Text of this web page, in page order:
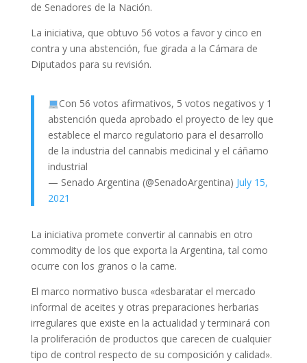
de Senadores de la Nación.
La iniciativa, que obtuvo 56 votos a favor y cinco en
contra y una abstención, fue girada a la Cámara de
Diputados para su revisión.
Con 56 votos afirmativos, 5 votos negativos y 1
abstención queda aprobado el proyecto de ley que
establece el marco regulatorio para el desarrollo
de la industria del cannabis medicinal y el cáñamo
industrial
— Senado Argentina (@SenadoArgentina) July 15,
2021
La iniciativa promete convertir al cannabis en otro
commodity de los que exporta la Argentina, tal como
ocurre con los granos o la carne.
El marco normativo busca «desbaratar el mercado
informal de aceites y otras preparaciones herbarias
irregulares que existe en la actualidad y terminará con
la proliferación de productos que carecen de cualquier
tipo de control respecto de su composición y calidad».